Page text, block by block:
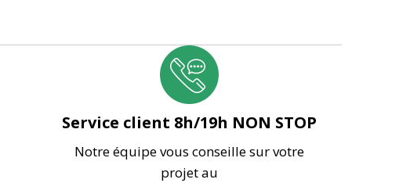
Service client 8h/19h NON STOP
Notre équipe vous conseille sur votre
projet au